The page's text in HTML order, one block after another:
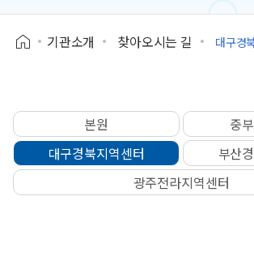
기관소개 찾아오시는 길 대구경
본원
중
대구경북지역센터
부산
광주전라지역센터